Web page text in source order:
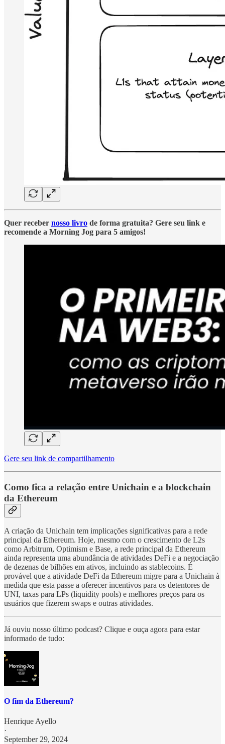
Quer receber nosso livro de forma gratuita? Gere seu link e
recomende a Morning Jog para 5 amigos!
Gere seu link de compartilhamento
Como fica a relação entre Unichain e a blockchain
da Ethereum
A criação da Unichain tem implicações significativas para a rede
principal da Ethereum. Hoje, mesmo com o crescimento de L2s
como Arbitrum, Optimism e Base, a rede principal da Ethereum
ainda representa uma abundância de atividades DeFi e a negociação
de dezenas de bilhões em ativos, incluindo as stablecoins. É
provável que a atividade DeFi da Ethereum migre para a Unichain à
medida que esta passe a oferecer incentivos para os detentores de
UNI, taxas para LPs (liquidity pools) e melhores preços para os
usuários que fizerem swaps e outras atividades.
Já ouviu nosso último podcast? Clique e ouça agora para estar
informado de tudo:
O fim da Ethereum?
Henrique Ayello
·
September 29, 2024